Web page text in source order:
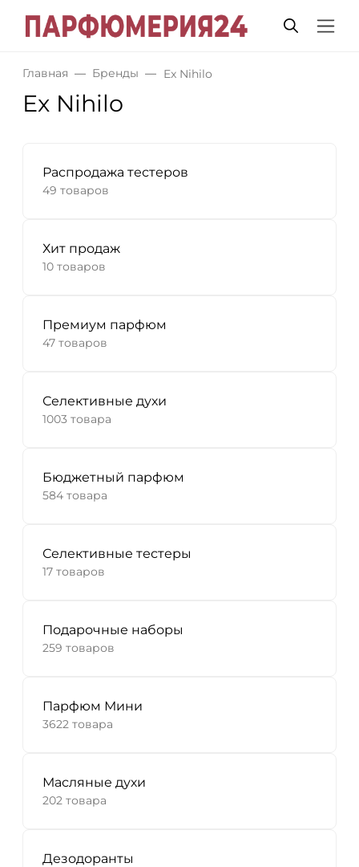
Главная Бренды Ex Nihilo
Ex Nihilo
Распродажа тестеров
49 товаров
Хит продаж
10 товаров
Премиум парфюм
47 товаров
Селективные духи
1003 товара
Бюджетный парфюм
584 товара
Селективные тестеры
17 товаров
Подарочные наборы
259 товаров
Парфюм Мини
3622 товара
Масляные духи
202 товара
Дезодоранты